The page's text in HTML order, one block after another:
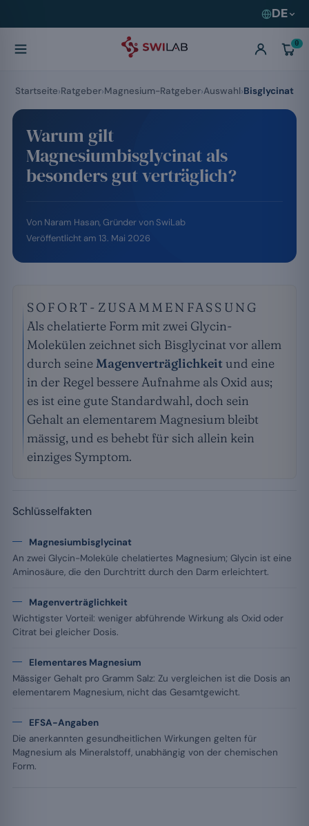
DE
0
Warum gilt
Magnesiumbisglycinat als
besonders gut verträglich?
Von Naram Hasan, Gründer von SwiLab
Veröffentlicht am 13. Mai 2026
SOFORT-ZUSAMMENFASSUNG
Als chelatierte Form mit zwei Glycin-
Molekülen zeichnet sich Bisglycinat vor allem
durch seineMagenverträglichkeitund eine
in der Regel bessere Aufnahme als Oxid aus;
es ist eine gute Standardwahl, doch sein
Gehalt an elementarem Magnesium bleibt
mässig, und es behebt für sich allein kein
einziges Symptom.
Schlüsselfakten
Magnesiumbisglycinat
An zwei Glycin-Moleküle chelatiertes Magnesium; Glycin ist eine
Aminosäure, die den Durchtritt durch den Darm erleichtert.
Magenverträglichkeit
Wichtigster Vorteil: weniger abführende Wirkung als Oxid oder
Citrat bei gleicher Dosis.
Elementares Magnesium
Mässiger Gehalt pro Gramm Salz: Zu vergleichen ist die Dosis an
elementarem Magnesium, nicht das Gesamtgewicht.
EFSA-Angaben
Die anerkannten gesundheitlichen Wirkungen gelten für
Magnesium als Mineralstoff, unabhängig von der chemischen
Form.
Startseite Ratgeber Magnesium-Ratgeber Auswahl Bisglycinat